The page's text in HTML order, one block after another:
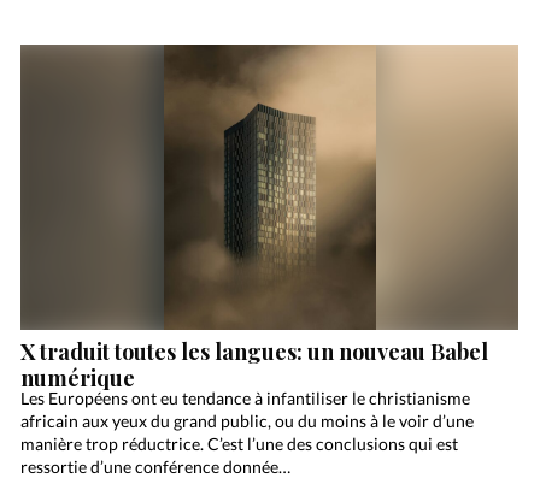
X traduit toutes les langues: un nouveau Babel
numérique
Les Européens ont eu tendance à infantiliser le christianisme
africain aux yeux du grand public, ou du moins à le voir d’une
manière trop réductrice. C’est l’une des conclusions qui est
ressortie d’une conférence donnée…